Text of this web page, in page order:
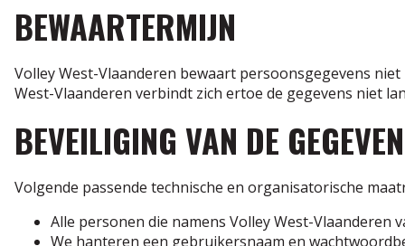
BEWAARTERMIJN
Volley West-Vlaanderen bewaart persoonsgegevens
West-Vlaanderen verbindt zich ertoe de gegevens niet
BEVEILIGING VAN DE
Volgende passende technische en organisatorische
Alle personen die namens Volley West-
We hanteren een gebruikersnaam en